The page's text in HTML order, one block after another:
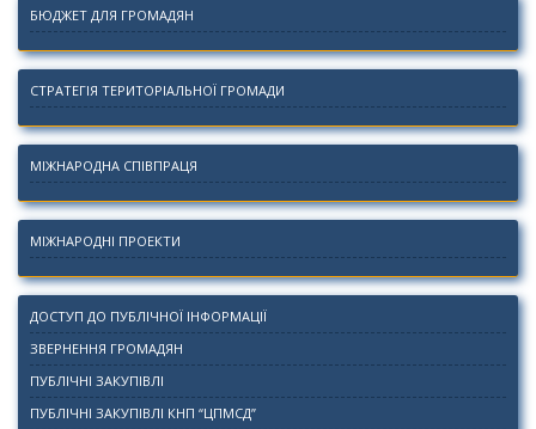
БЮДЖЕТ ДЛЯ ГРОМАДЯН
СТРАТЕГІЯ ТЕРИТОРІАЛЬНОЇ ГРОМАДИ
МІЖНАРОДНА СПІВПРАЦЯ
МІЖНАРОДНІ ПРОЕКТИ
ДОСТУП ДО ПУБЛІЧНОЇ ІНФОРМАЦІЇ
ЗВЕРНЕННЯ ГРОМАДЯН
ПУБЛІЧНІ ЗАКУПІВЛІ
ПУБЛІЧНІ ЗАКУПІВЛІ КНП “ЦПМСД”